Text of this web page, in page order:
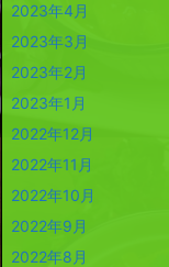
2023年4月
2023年3月
2023年2月
2023年1月
2022年12月
2022年11月
2022年10月
2022年9月
2022年8月